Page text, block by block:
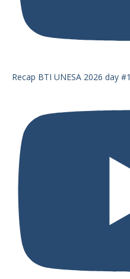
Recap BTI UNESA 2026 day #1